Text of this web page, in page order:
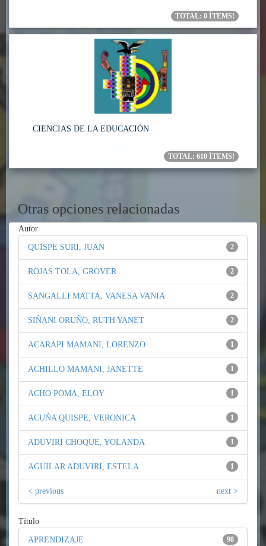
TOTAL: 0 ÍTEMS!
CIENCIAS DE LA EDUCACIÓN
TOTAL: 610 ÍTEMS!
Otras opciones relacionadas
Autor
2
QUISPE SURI, JUAN
2
ROJAS TOLA, GROVER
2
SANGALLI MATTA, VANESA VANIA
2
SIÑANI ORUÑO, RUTH YANET
1
ACARAPI MAMANI, LORENZO
1
ACHILLO MAMANI, JANETTE
1
ACHO POMA, ELOY
1
ACUÑA QUISPE, VERONICA
1
ADUVIRI CHOQUE, YOLANDA
1
AGUILAR ADUVIRI, ESTELA
< previous next >
Título
98
APRENDIZAJE